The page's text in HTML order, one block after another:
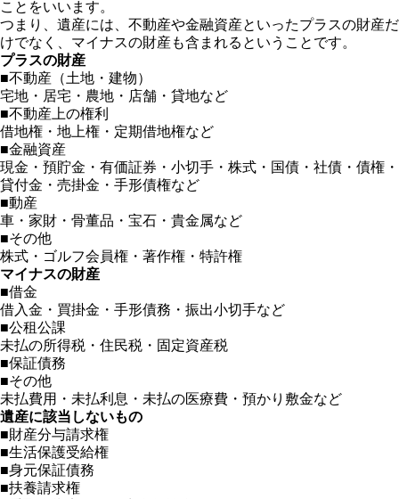
ことをいいます。
つまり、遺産には、不動産や金融資産といったプラスの財産だ
けでなく、マイナスの財産も含まれるということです。
プラスの財産
■不動産（土地・建物）
宅地・居宅・農地・店舗・貸地など
■不動産上の権利
借地権・地上権・定期借地権など
■金融資産
現金・預貯金・有価証券・小切手・株式・国債・社債・債権・
貸付金・売掛金・手形債権など
■動産
車・家財・骨董品・宝石・貴金属など
■その他
株式・ゴルフ会員権・著作権・特許権
マイナスの財産
■借金
借入金・買掛金・手形債務・振出小切手など
■公租公課
未払の所得税・住民税・固定資産税
■保証債務
■その他
未払費用・未払利息・未払の医療費・預かり敷金など
遺産に該当しないもの
■財産分与請求権
■生活保護受給権
■身元保証債務
■扶養請求権